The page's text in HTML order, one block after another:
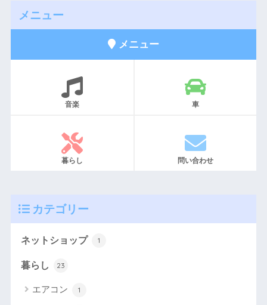
メニュー
メニュー
音楽 車
暮らし 問い合わせ
カテゴリー
ネットショップ 1
暮らし 23
エアコン 1